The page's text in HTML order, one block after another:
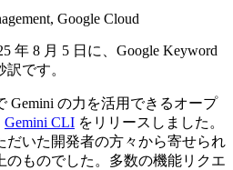
Google Cloud
年 8 月 5 日に、Google Keyword
です。
Gemini の力を活用できるオープ
Gemini CLI をリリースしました。
だいた開発者の方々から寄せられ
のものでした。多数の機能リクエ